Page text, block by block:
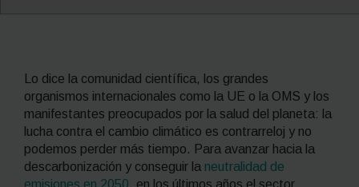
Lo dice la comunidad científica, los grandes
organismos internacionales como la UE o la OMS y los
manifestantes preocupados por la salud del planeta: la
lucha contra el cambio climático es contrarreloj y no
podemos perder más tiempo. Para avanzar hacia la
descarbonización y conseguir la neutralidad de
emisiones en 2050, en los últimos años el sector